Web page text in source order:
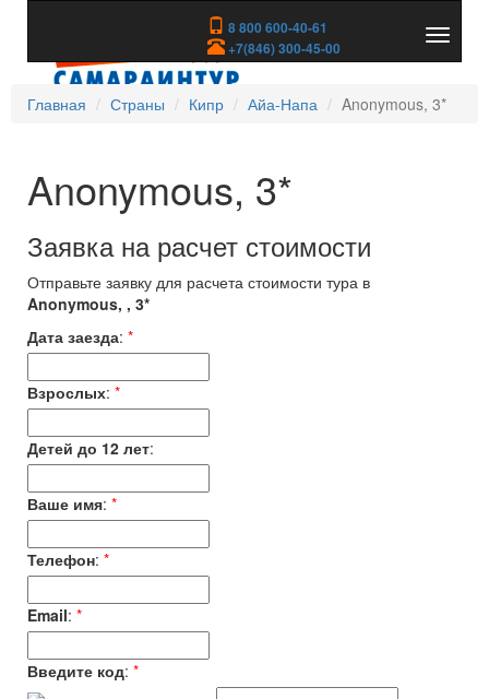
8 800 600-40-61
+7(846) 300-45-00
скрыть
Главная
Страны Кипр Айа-Напа Anonymous, 3*
Anonymous, 3*
Заявка на расчет стоимости
Отправьте заявку для расчета стоимости тура в
Anonymous, , 3*
Дата заезда: *
Взрослых: *
Детей до 12 лет:
Ваше имя: *
Телефон: *
Email: *
Введите код: *